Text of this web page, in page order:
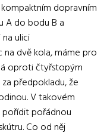
dopravním
A do bodu B a
ulici
dvě kola, máme pro
oproti čtyřstopým
předpokladu, že
V takovém
pořádnou
Co od něj